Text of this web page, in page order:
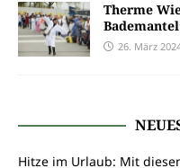
Therme
26. März
Hitze im Urlaub: Mit